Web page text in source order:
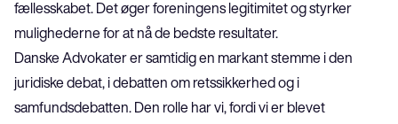
fællesskabet. Det øger foreningens legitimitet og styrker
mulighederne for at nå de bedste resultater.
Danske Advokater er samtidig en markant stemme i den
juridiske debat, i debatten om retssikkerhed og i
samfundsdebatten. Den rolle har vi, fordi vi er blevet